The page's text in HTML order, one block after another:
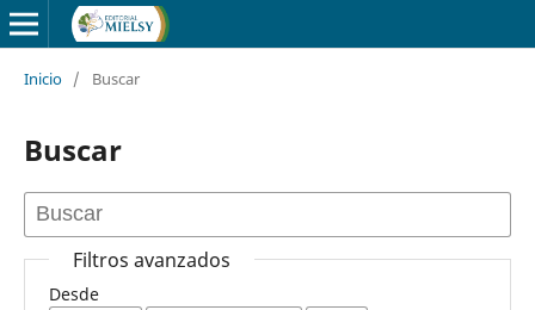
Inicio / Buscar
Buscar
Filtros avanzados
Desde